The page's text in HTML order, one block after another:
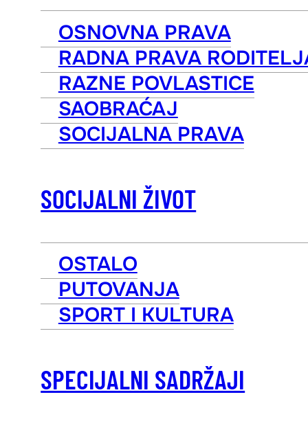
OSNOVNA PRAVA
RADNA PRAVA
RAZNE POVLASTICE
SAOBRAĆAJ
SOCIJALNA PRAVA
SOCIJALNI ŽIVOT
OSTALO
PUTOVANJA
SPORT I KULTURA
SPECIJALNI SADRŽAJI